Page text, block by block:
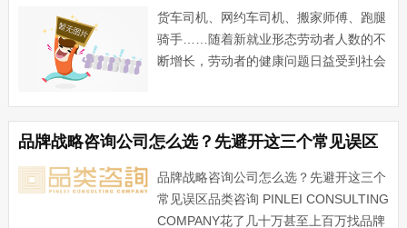
货车司机、网约车司机、搬家师傅、跑腿
骑手……随着新就业形态劳动者人数的不
断增长，劳动者的健康问题日益受到社会
康大讲堂暨货拉拉健康知识大赛颁奖活动
于北京举办，此次活动汇聚多方指导力
量，旨在为奔波在城市一···...
品牌战略咨询公司怎么选？先避开这三个常见误区
品牌战略咨询公司怎么选？先避开这三个
常见误区品类咨询 PINLEI CONSULTING
COMPANY花了几十万甚至上百万找品牌